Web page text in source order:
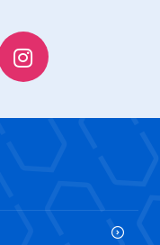
Instagram